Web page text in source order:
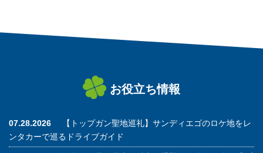
お役立ち情報
07.28.2026
【トップガン聖地巡礼】サンディエゴのロケ地をレ
ンタカーで巡るドライブガイド